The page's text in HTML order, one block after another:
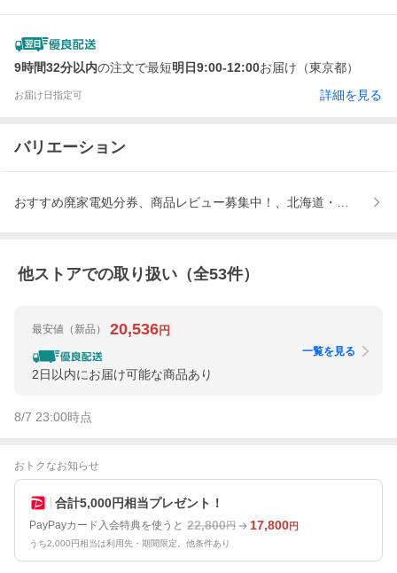
9時間32分以内の注文で最短明日9:00-12:00お届け（東京都）
お届け日指定可 詳細を見る
バリエーション
おすすめ廃家電処分券、商品レビュー募集中！、北海道・九州地
他ストアでの取り扱い（全53件）
最安値 （新品） 20,536円
2日以内にお届け可能な商品あり
一覧を見る
8/7 23:00時点
おトクなお知らせ
合計5,000円相当プレゼント！
PayPayカード入会特典を使うと 22,800円 17,800円
うち2,000円相当は利用先・期間限定。他条件あり